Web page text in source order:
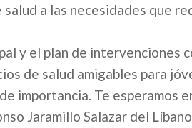
a las necesidades que
y el plan de intervenciones
de salud amigables para
importancia. Te esperamos
Jaramillo Salazar del